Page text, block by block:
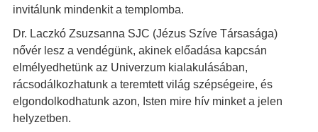
invitálunk mindenkit a templomba.
Dr. Laczkó Zsuzsanna SJC (Jézus Szíve Társasága)
nővér lesz a vendégünk, akinek előadása kapcsán
elmélyedhetünk az Univerzum kialakulásában,
rácsodálkozhatunk a teremtett világ szépségeire, és
elgondolkodhatunk azon, Isten mire hív minket a jelen
helyzetben.